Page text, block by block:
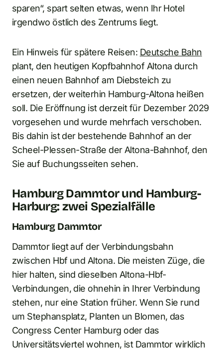
sparen“, spart selten etwas, wenn Ihr Hotel
irgendwo östlich des Zentrums liegt.
Ein Hinweis für spätere Reisen: Deutsche Bahn
plant, den heutigen Kopfbahnhof Altona durch
einen neuen Bahnhof am Diebsteich zu
ersetzen, der weiterhin Hamburg-Altona heißen
soll. Die Eröffnung ist derzeit für Dezember 2029
vorgesehen und wurde mehrfach verschoben.
Bis dahin ist der bestehende Bahnhof an der
Scheel-Plessen-Straße der Altona-Bahnhof, den
Sie auf Buchungsseiten sehen.
Hamburg Dammtor und Hamburg-
Harburg: zwei Spezialfälle
Hamburg Dammtor
Dammtor liegt auf der Verbindungsbahn
zwischen Hbf und Altona. Die meisten Züge, die
hier halten, sind dieselben Altona-Hbf-
Verbindungen, die ohnehin in Ihrer Verbindung
stehen, nur eine Station früher. Wenn Sie rund
um Stephansplatz, Planten un Blomen, das
Congress Center Hamburg oder das
Universitätsviertel wohnen, ist Dammtor wirklich